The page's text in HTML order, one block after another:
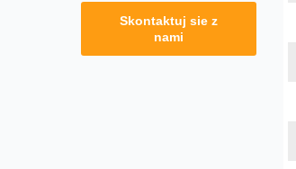
Skontaktuj sie z
nami